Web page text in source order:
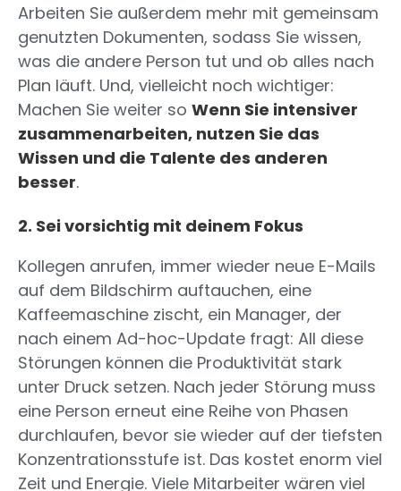
Arbeiten Sie außerdem mehr mit gemeinsam
genutzten Dokumenten, sodass Sie wissen,
was die andere Person tut und ob alles nach
Plan läuft. Und, vielleicht noch wichtiger:
Machen Sie weiter so Wenn Sie intensiver
zusammenarbeiten, nutzen Sie das
Wissen und die Talente des anderen
besser.
2. Sei vorsichtig mit deinem Fokus
Kollegen anrufen, immer wieder neue E-Mails
auf dem Bildschirm auftauchen, eine
Kaffeemaschine zischt, ein Manager, der
nach einem Ad-hoc-Update fragt: All diese
Störungen können die Produktivität stark
unter Druck setzen. Nach jeder Störung muss
eine Person erneut eine Reihe von Phasen
durchlaufen, bevor sie wieder auf der tiefsten
Konzentrationsstufe ist. Das kostet enorm viel
Zeit und Energie. Viele Mitarbeiter wären viel